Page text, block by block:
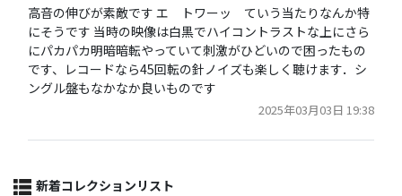
高音の伸びが素敵です エ トワーッ ていう当たりなんか特
にそうです 当時の映像は白黒でハイコントラストな上にさら
にパカパカ明暗暗転やっていて刺激がひどいので困ったもの
です、レコードなら45回転の針ノイズも楽しく聴けます．シ
ングル盤もなかなか良いものです
2025年03月03日 19:38
新着コレクションリスト